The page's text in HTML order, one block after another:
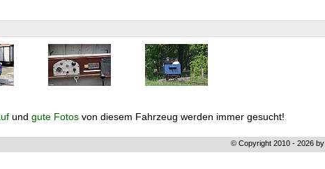
und gute Fotosvon diesem Fahrzeug werden immer gesucht!
© Copyright 2010 - 2026 by